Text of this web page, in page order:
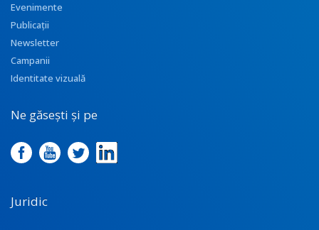
Evenimente
Publicații
Newsletter
Campanii
Identitate vizuală
Ne găsești și pe
Juridic